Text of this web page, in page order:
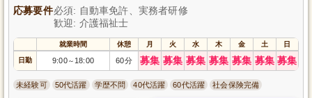
応募要件必須: 自動車免許、実務者研修
歓迎: 介護福祉士
就業時間 休憩 月 火 水 木 金 土 日
日勤 9:00～ 18:00 60分 募集 募集 募集 募集 募集 募集 募集
未経験可 50代活躍 学歴不問 40代活躍 60代活躍 社会保険完備